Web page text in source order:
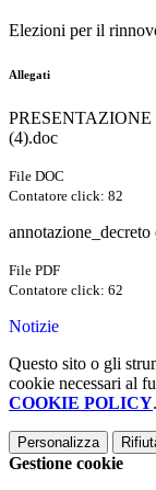
Elezioni per il
Allegati
PRESENTAZIONE
(4).doc
File DOC
Contatore click: 82
File PDF
Contatore click: 62
Notizie
Questo sito o gli
cookie necessari al
COOKIE POLICY.
Personalizza
Gestione cookie